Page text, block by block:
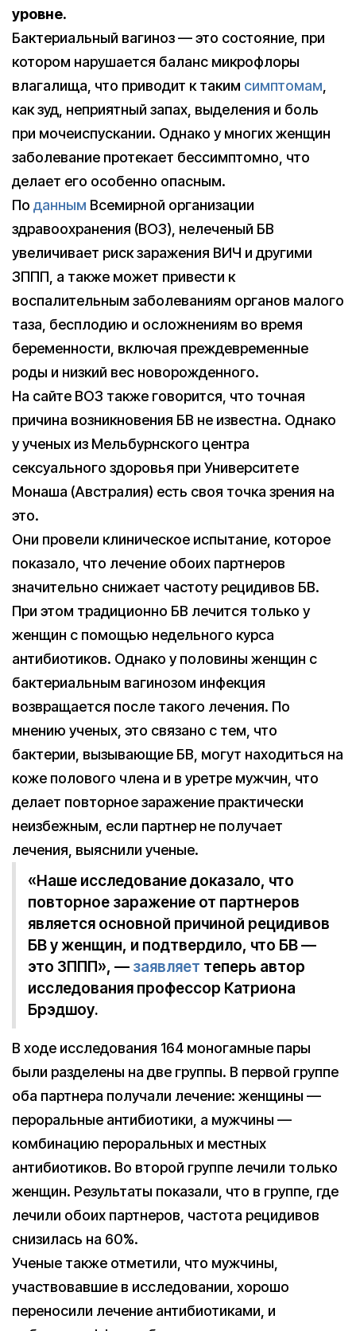
уровне.
Бактериальный вагиноз — это состояние, при
котором нарушается баланс микрофлоры
влагалища, что приводит к таким симптомам,
как зуд, неприятный запах, выделения и боль
при мочеиспускании. Однако у многих женщин
заболевание протекает бессимптомно, что
делает его особенно опасным.
По данным Всемирной организации
здравоохранения (ВОЗ), нелеченый БВ
увеличивает риск заражения ВИЧ и другими
ЗППП, а также может привести к
воспалительным заболеваниям органов малого
таза, бесплодию и осложнениям во время
беременности, включая преждевременные
роды и низкий вес новорожденного.
На сайте ВОЗ также говорится, что точная
причина возникновения БВ не известна. Однако
у ученых из Мельбурнского центра
сексуального здоровья при Университете
Монаша (Австралия) есть своя точка зрения на
это.
Они провели клиническое испытание, которое
показало, что лечение обоих партнеров
значительно снижает частоту рецидивов БВ.
При этом традиционно БВ лечится только у
женщин с помощью недельного курса
антибиотиков. Однако у половины женщин с
бактериальным вагинозом инфекция
возвращается после такого лечения. По
мнению ученых, это связано с тем, что
бактерии, вызывающие БВ, могут находиться на
коже полового члена и в уретре мужчин, что
делает повторное заражение практически
неизбежным, если партнер не получает
лечения, выяснили ученые.
«Наше исследование доказало, что
повторное заражение от партнеров
является основной причиной рецидивов
БВ у женщин, и подтвердило, что БВ —
это ЗППП», — заявляет теперь автор
исследования профессор Катриона
Брэдшоу.
В ходе исследования 164 моногамные пары
были разделены на две группы. В первой группе
оба партнера получали лечение: женщины —
пероральные антибиотики, а мужчины —
комбинацию пероральных и местных
антибиотиков. Во второй группе лечили только
женщин. Результаты показали, что в группе, где
лечили обоих партнеров, частота рецидивов
снизилась на 60%.
Ученые также отметили, что мужчины,
участвовавшие в исследовании, хорошо
переносили лечение антибиотиками, и